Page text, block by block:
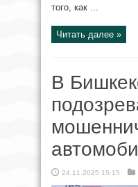
того, как ...
Читать далее »
В
24.11.2025 15:15